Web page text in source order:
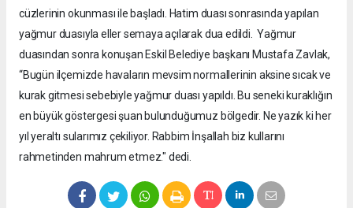
cüzlerinin okunması ile başladı. Hatim duası sonrasında yapılan
yağmur duasıyla eller semaya açılarak dua edildi. Yağmur
duasından sonra konuşan Eskil Belediye başkanı Mustafa Zavlak,
“Bugün ilçemizde havaların mevsim normallerinin aksine sıcak ve
kurak gitmesi sebebiyle yağmur duası yapıldı. Bu seneki kuraklığın
en büyük göstergesi şuan bulunduğumuz bölgedir. Ne yazık ki her
yıl yeraltı sularımız çekiliyor. Rabbim İnşallah biz kullarını
rahmetinden mahrum etmez." dedi.